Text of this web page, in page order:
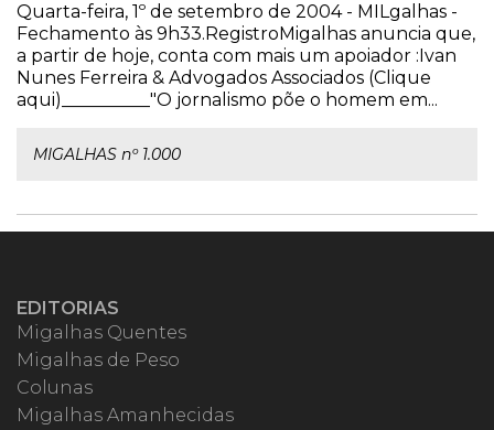
Quarta-feira, 1º de setembro de 2004 - MILgalhas -
Fechamento às 9h33.RegistroMigalhas anuncia que,
a partir de hoje, conta com mais um apoiador :Ivan
Nunes Ferreira & Advogados Associados (Clique
aqui)__________"O jornalismo põe o homem em...
MIGALHAS nº 1.000
EDITORIAS
Migalhas Quentes
Migalhas de Peso
Colunas
Migalhas Amanhecidas